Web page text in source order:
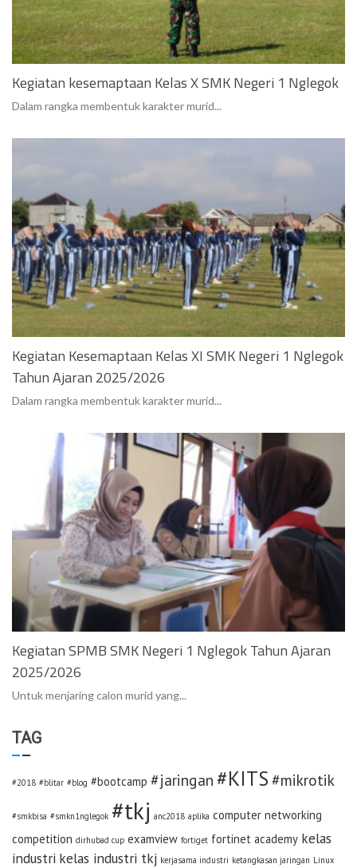
Kegiatan kesemaptaan Kelas X SMK Negeri 1 Nglegok
Dalam rangka membentuk karakter murid...
Kegiatan Kesemaptaan Kelas XI SMK Negeri 1 Nglegok
Tahun Ajaran 2025/2026
Dalam rangka membentuk karakter murid...
Kegiatan SPMB SMK Negeri 1 Nglegok Tahun Ajaran
2025/2026
Untuk menjaring calon murid yang...
TAG
#2018 #blitar #blog #bootcamp #jaringan #KITS #mikrotik
#smkbisa #smkn1nglegok #tkj anc2018 aplika computer networking
competition dirhubad cup examview fortiget fortinet academy kelas
industri kelas industri tkj kerjasama industri ketangkasan jaringan Linux